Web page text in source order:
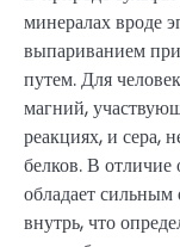
минералах вроде
выпариванием
путем. Для
магний,
реакциях, и сера,
белков. В отличие
обладает
внутрь, что